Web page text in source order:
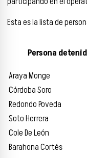
Esta es la lista de
Persona
Araya Monge
Córdoba Soro
Redondo Poveda
Soto Herrera
Cole De León
Barahona Cortés